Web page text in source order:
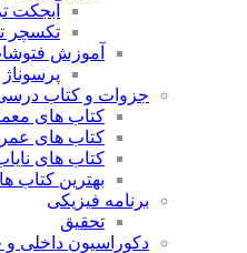
تکسچر
آموزش
پرسوناژ
جزوات و کتاب
کتاب های
کتاب های
کتاب های
بهترین کتاب
برنامه فیزیکی
تحقیق
دکوراسیون داخلی